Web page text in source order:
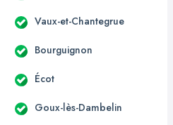
Vaux-et-Chantegrue
Bourguignon
Écot
Goux-lès-Dambelin